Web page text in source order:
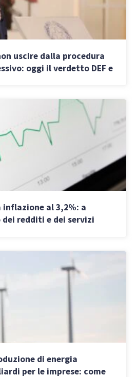
uscire dalla procedura
oggi il verdetto DEF e
inflazione al 3,2%: a
redditi e dei servizi
di energia
per le imprese: come